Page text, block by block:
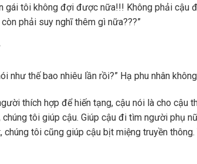
gái tôi không đợi được nữa!!! Không phải cậu
phải suy nghĩ thêm gì nữa???”
như thế bao nhiêu lần rồi?” Hạ phu nhân
thích hợp để hiến tạng, cậu nói là cho cậu
chúng tôi giúp cậu. Giúp cậu đi tìm người phụ
chúng tôi cũng giúp cậu bịt miệng truyền